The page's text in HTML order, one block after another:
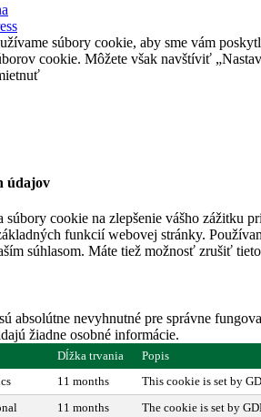
súbory cookie, aby sme vám
cookie. Môžete však navštíviť
údajov
súbory cookie na zlepšenie vášho zážitku
funkcií webovej stránky.
súhlasom. Máte tiež možnosť zrušiť
absolútne nevyhnutné pre správne
žiadne osobné informácie.
Dĺžka trvania
Popis
11 months
This cookie is set by
11 months The cookie is set by